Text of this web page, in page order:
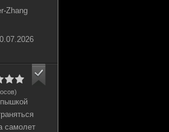
Zhang
самолет